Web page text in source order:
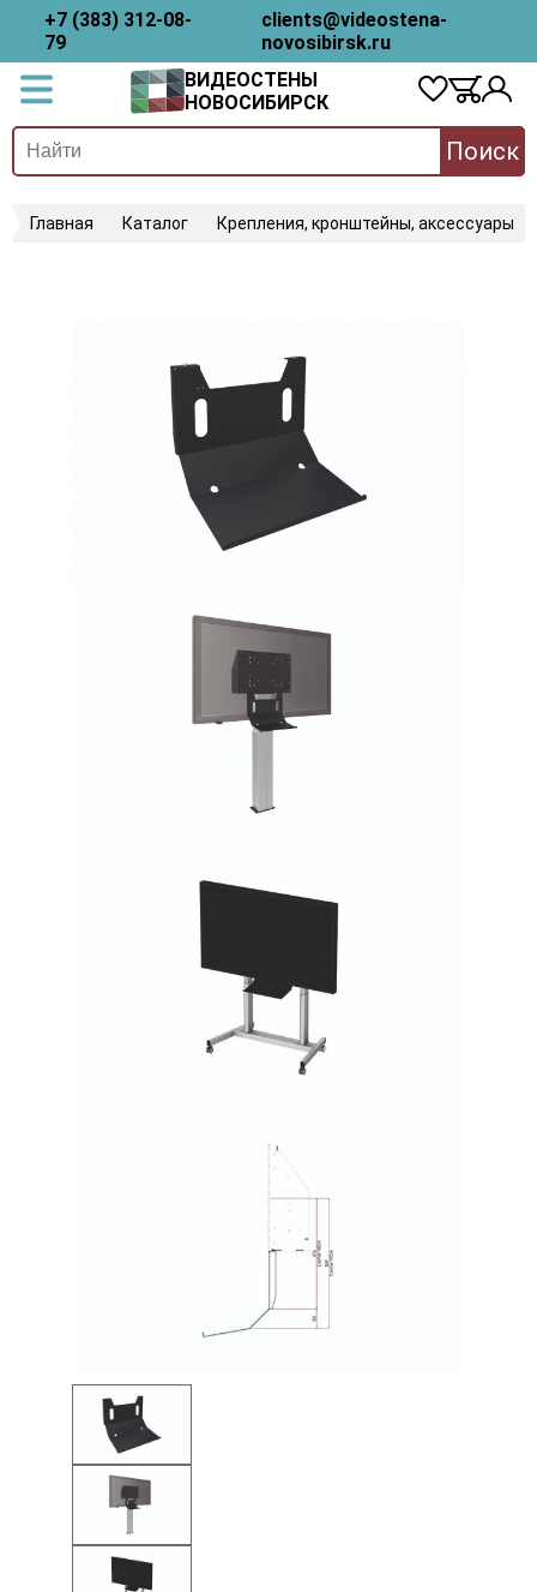
+7 (383) 312-08-
79
clients@videostena-
novosibirsk.ru
ВИДЕОСТЕНЫ
НОВОСИБИРСК
Поиск
Главная Каталог Крепления, кронштейны, аксессуары